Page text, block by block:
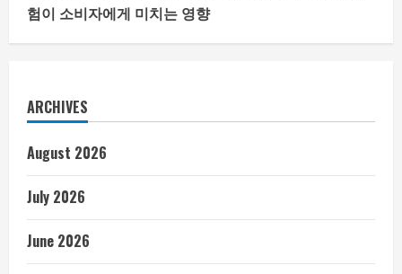
험이 소비자에게 미치는 영향
ARCHIVES
August 2026
July 2026
June 2026